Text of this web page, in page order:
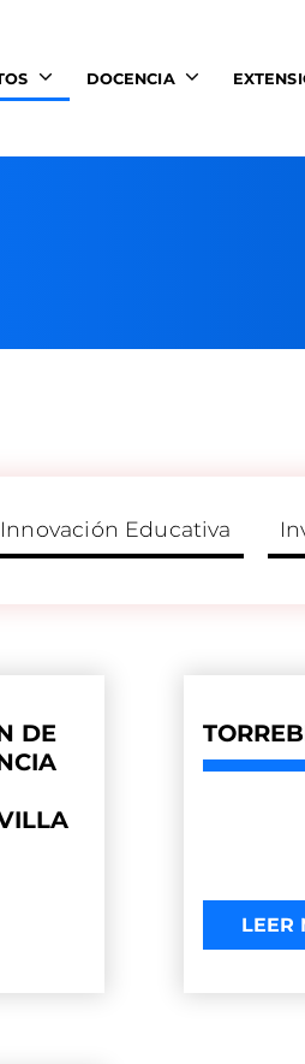
DOCENCIA
Innovación Educativa
DE
LEER